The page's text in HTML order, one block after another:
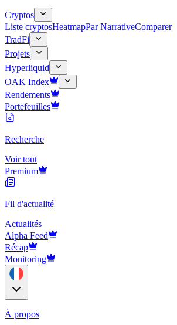
Cryptos
Liste cryptosHeatmapPar NarrativeComparer
TradFi
Projets
Hyperliquid
OAK Index
Rendements
Portefeuilles
Recherche
Voir tout
Premium
Fil d'actualité
Actualités
Alpha Feed
Récap
Monitoring
À propos